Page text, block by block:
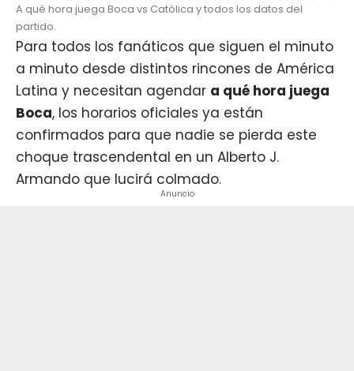
A qué hora juega Boca vs Católica y todos los datos del
partido.
Para todos los fanáticos que siguen el minuto
a minuto desde distintos rincones de América
Latina y necesitan agendar a qué hora juega
Boca, los horarios oficiales ya están
confirmados para que nadie se pierda este
choque trascendental en un Alberto J.
Armando que lucirá colmado.
Anuncio